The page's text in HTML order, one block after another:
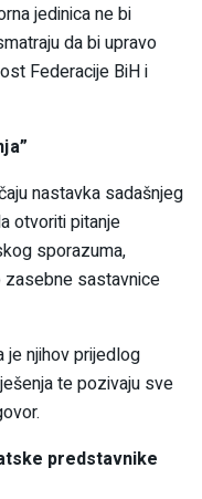
jedinica ne bi
da bi upravo
Federacije BiH i
nastavka sadašnjeg
otvoriti pitanje
sporazuma,
sastavnice
je njihov prijedlog
te pozivaju sve
predstavnike